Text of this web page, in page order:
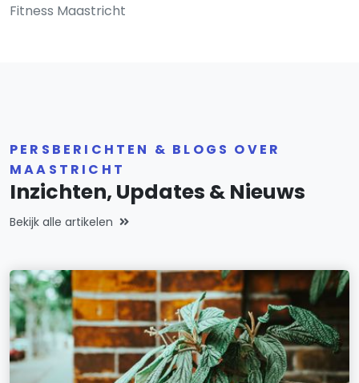
Fitness Maastricht
PERSBERICHTEN & BLOGS OVER
MAASTRICHT
Inzichten, Updates & Nieuws
Bekijk alle artikelen